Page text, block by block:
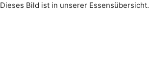
Dieses Bild ist in unserer Essensübersicht.